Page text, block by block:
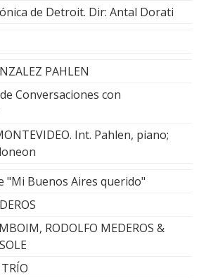
de Detroit. Dir: Antal Dorati
PAHLEN
Conversaciones con
Int. Pahlen, piano;
"Mi Buenos Aires querido"
RODOLFO MEDEROS &